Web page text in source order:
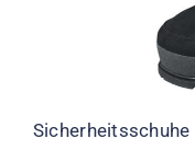
Sicherheitsschuhe